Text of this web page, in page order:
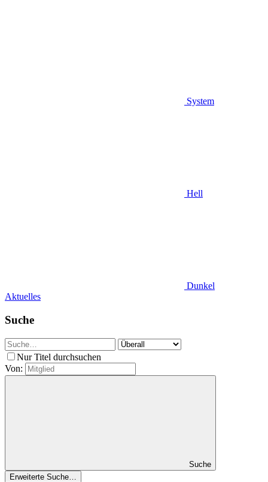
System
Hell
Dunkel
Aktuelles
Suche
Nur Titel durchsuchen
Von:
Suche
Erweiterte Suche…